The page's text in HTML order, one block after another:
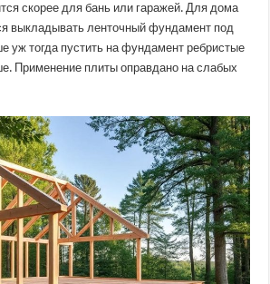
скорее для бань или гаражей. Для дома
выкладывать ленточный фундамент под
уж тогда пустить на фундамент ребристые
Применение плиты оправдано на слабых